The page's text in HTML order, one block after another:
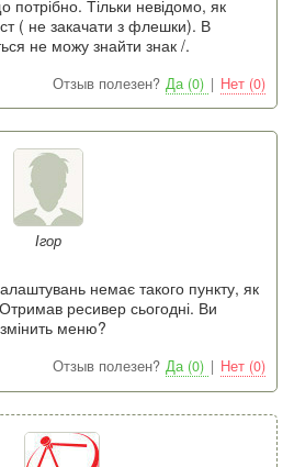
Тільки невідомо, як
( не закачати з флешки). В
не можу знайти знак /.
Отзыв полезен? Да (0) | Нет (0)
Ігор
немає такого пункту, як
ресивер сьогодні. Ви
меню?
Отзыв полезен? Да (0) | Нет (0)